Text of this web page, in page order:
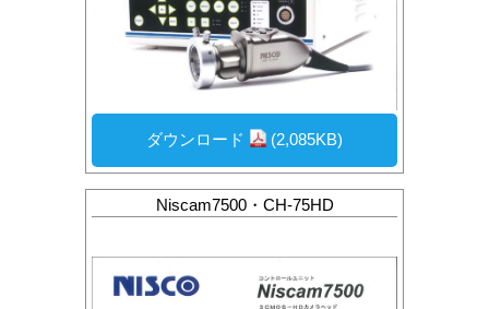
ダウンロード (2,085KB)
Niscam7500・CH-75HD